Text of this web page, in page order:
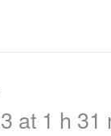
at 1 h 31